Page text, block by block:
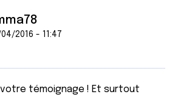
2016 - 11:47
votre témoignage ! Et surtout